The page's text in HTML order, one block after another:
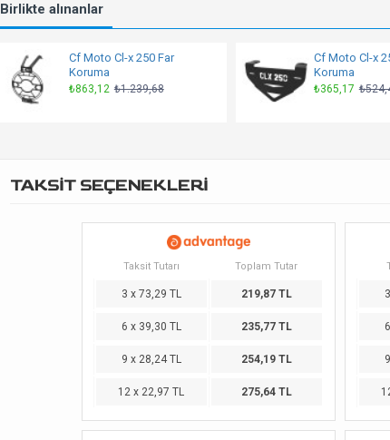
Birlikte alınanlar
Cf Moto Cl-x 250 Far
Koruma
₺863,12 ₺1.239,68
Cf Moto Cl-x
Koruma
₺365,17
TAKSİT SEÇENEKLERİ
Taksit Tutarı Toplam Tutar
3 x 73,29 TL 219,87 TL
6 x 39,30 TL 235,77 TL
9 x 28,24 TL 254,19 TL
12 x 22,97 TL 275,64 TL